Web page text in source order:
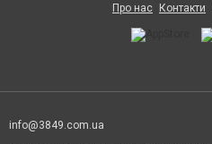
Про нас Контакти
info@3849.com.ua